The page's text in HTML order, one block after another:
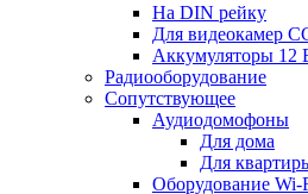
На DIN рейку
Для видеокамер
Аккумуляторы 12
Радиооборудование
Сопутствующее
Аудиодомофоны
Для дома
Для
Оборудование Wi-